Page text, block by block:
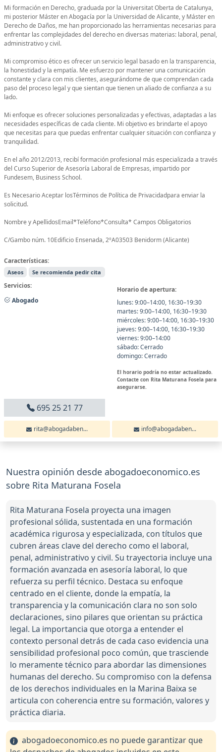
Mi formación en Derecho, graduada por la Universitat Oberta de Catalunya,
mi posterior Máster en Abogacía por la Universidad de Alicante, y Máster en
Derecho de Daños, me han proporcionado las herramientas necesarias para
enfrentar las complejidades del derecho en diversas materias: laboral, penal,
administrativo y civil.
Mi compromiso ético es ofrecer un servicio legal basado en la transparencia,
la honestidad y la empatía. Me esfuerzo por mantener una comunicación
constante y clara con mis clientes, asegurándome de que comprendan cada
paso del proceso legal y que sientan que tienen un aliado de confianza a su
lado.
Mi enfoque es ofrecer soluciones personalizadas y efectivas, adaptadas a las
necesidades específicas de cada cliente. Mi objetivo es brindarte el apoyo
que necesitas para que puedas enfrentar cualquier situación con confianza y
tranquilidad.
En el año 2012/2013, recibí formación profesional más especializada a través
del Curso Superior de Asesoría Laboral de Empresas, impartido por
Fundesem, Business School.
Es Necesario Aceptar losTérminos de Política de Privacidadpara enviar la
solicitud.
Nombre y ApellidosEmail*Teléfono*Consulta* Campos Obligatorios
C/Gambo núm. 10Edificio Ensenada, 2ºA03503 Benidorm (Alicante)
Características:
Aseos Se recomienda pedir cita
Servicios:
Abogado
Horario de apertura:
lunes: 9:00–14:00, 16:30–19:30
martes: 9:00–14:00, 16:30–19:30
miércoles: 9:00–14:00, 16:30–19:30
jueves: 9:00–14:00, 16:30–19:30
viernes: 9:00–14:00
sábado: Cerrado
domingo: Cerrado
El horario podría no estar actualizado.
Contacte con Rita Maturana Fosela para
asegurarse.
695 25 21 77
rita@abogadaben... info@abogadaben...
Nuestra opinión desde abogadoeconomico.es
sobre Rita Maturana Fosela
Rita Maturana Fosela proyecta una imagen
profesional sólida, sustentada en una formación
académica rigurosa y especializada, con títulos que
cubren áreas clave del derecho como el laboral,
penal, administrativo y civil. Su trayectoria incluye una
formación avanzada en asesoría laboral, lo que
refuerza su perfil técnico. Destaca su enfoque
centrado en el cliente, donde la empatía, la
transparencia y la comunicación clara no son solo
declaraciones, sino pilares que orientan su práctica
legal. La importancia que otorga a entender el
contexto personal detrás de cada caso evidencia una
sensibilidad profesional poco común, que trasciende
lo meramente técnico para abordar las dimensiones
humanas del derecho. Su compromiso con la defensa
de los derechos individuales en la Marina Baixa se
articula con coherencia entre su formación, valores y
práctica diaria.
abogadoeconomico.es no puede garantizar que